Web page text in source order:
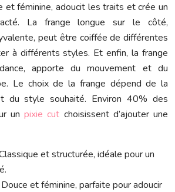
et féminine, adoucit les traits et crée un
La frange longue sur le côté,
peut être coiffée de différentes
à différents styles. Et enfin, la frange
apporte du mouvement et du
Le choix de la frange dépend de la
du style souhaité. Environ 40% des
un pixie cut choisissent d’ajouter une
et structurée, idéale pour un
et féminine, parfaite pour adoucir